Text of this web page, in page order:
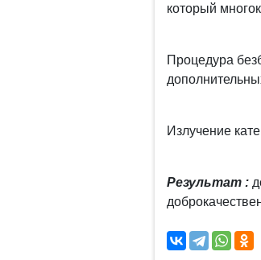
который
Процедура
Излучение
Результат :